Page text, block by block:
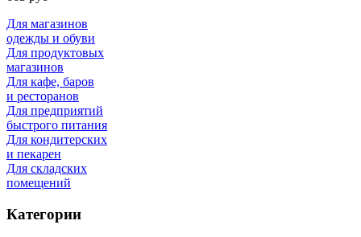
Для магазинов
одежды и обуви
Для продуктовых
магазинов
Для кафе, баров
и ресторанов
Для предприятий
быстрого питания
Для кондитерских
и пекарен
Для складских
помещений
Категории